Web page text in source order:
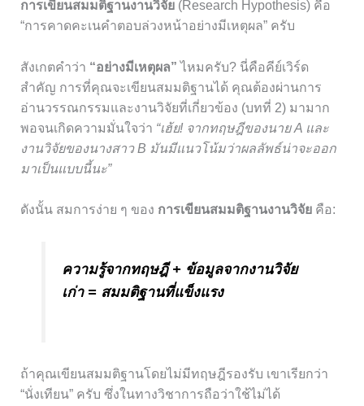
การเขียนสมมติฐานงานวิจัย(Research Hypothesis) คือ
“การคาดคะเนคำตอบล่วงหน้าอย่างมีเหตุผล” ครับ
สังเกตคำว่า “อย่างมีเหตุผล” ไหมครับ? นี่คือคีย์เวิร์ด
สำคัญ การที่คุณจะเขียนสมมติฐานได้ คุณต้องผ่านการ
อ่านวรรณกรรมและงานวิจัยที่เกี่ยวข้อง (บทที่ 2) มามาก
พอจนเกิดความมั่นใจว่า “เฮ้ย! จากทฤษฎีของนาย A และ
งานวิจัยของนางสาว B มันมีแนวโน้มว่าผลลัพธ์น่าจะออก
มาเป็นแบบนี้นะ”
ดังนั้น สมการง่าย ๆ ของ การเขียนสมมติฐานงานวิจัยคือ:
ความรู้จากทฤษฎี + ข้อมูลจากงานวิจัย
เก่า = สมมติฐานที่แข็งแรง
ถ้าคุณเขียนสมมติฐานโดยไม่มีทฤษฎีรองรับ เขาเรียกว่า
“นั่งเทียน” ครับ ซึ่งในทางวิชาการถือว่าใช้ไม่ได้